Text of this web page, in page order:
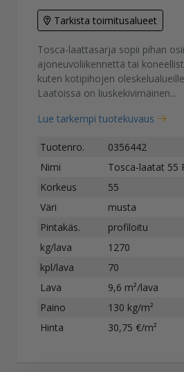
Tarkista toimitusalueet
Tosca-laattasarja sopii pihan
ajoneuvoliikennettä tai
kuten kotipihojen
Laatoissa on liuskekivimäinen...
Lue tarkempi tuotekuvaus
Tuotenro.
0356442
Nimi
Tosca-laatat 55
Korkeus
55
Väri
musta
Pintakäs.
profiloitu
kg/lava
1270
kpl/lava
70
Lava
9,6 m²/lava
Paino
130 kg/m²
Hinta
30,75 €/m²